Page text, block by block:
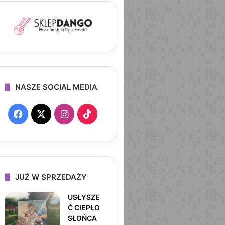
NASZE SOCIAL MEDIA
F
c
e
b
o
X
I
s
t
a
g
T
k
o
k
JUŻ W SPRZEDAŻY
USŁYSZE
Ć CIEPŁO
SŁOŃCA